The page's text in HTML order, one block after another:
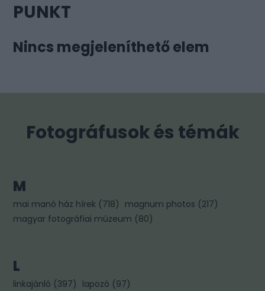
PUNKT
Nincs megjeleníthető elem
Fotográfusok és témák
M
mai manó ház hírek (718) magnum photos (217)
magyar fotográfiai múzeum (80)
L
linkajánló (397) lapozó (97)